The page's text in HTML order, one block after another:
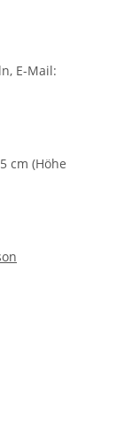
E-Mail:
cm (Höhe